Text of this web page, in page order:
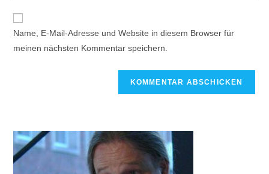
Name, E-Mail-Adresse und Website in diesem Browser für
meinen nächsten Kommentar speichern.